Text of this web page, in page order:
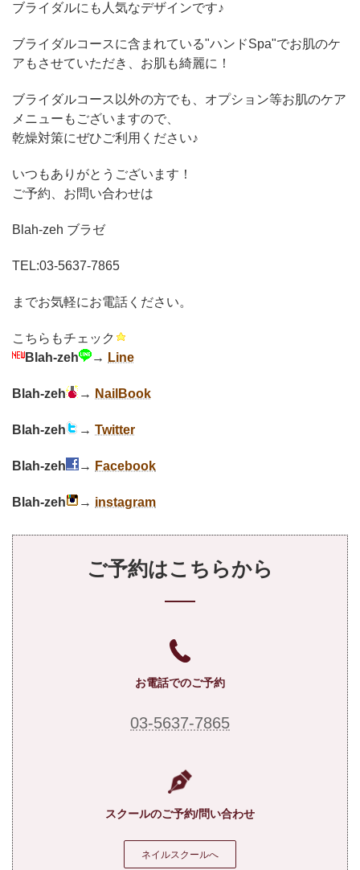
ブライダルにも人気なデザインです♪
ブライダルコースに含まれている"ハンドSpa"でお肌のケ
アもさせていただき、お肌も綺麗に！
ブライダルコース以外の方でも、オプション等お肌のケア
メニューもございますので、
乾燥対策にぜひご利用ください♪
いつもありがとうございます！
ご予約、お問い合わせは
Blah-zeh ブラゼ
TEL:03-5637-7865
までお気軽にお電話ください。
こちらもチェック
Blah-zeh
→ Line
Blah-zeh → NailBook
Blah-zeh → Twitter
Blah-zeh → Facebook
Blah-zeh → instagram
ご予約はこちらから
お電話でのご予約
03-5637-7865
スクールのご予約/問い合わせ
ネイルスクールへ